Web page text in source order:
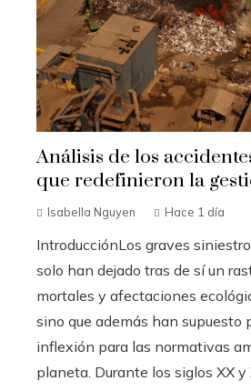
Análisis de los
que redefinieron la
Isabella Nguyen Hace 1 día
IntroducciónLos graves
solo han dejado tras de sí un
mortales y afectaciones
sino que además han supuesto
inflexión para las normativas
planeta. Durante los siglos XX y